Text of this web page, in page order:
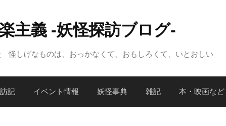
主義 -妖怪探訪ブログ-
怪しげなものは、おっかなくて、おもしろくて、いとおしい
記 イベント情報 妖怪事典 雑記 本・映画など